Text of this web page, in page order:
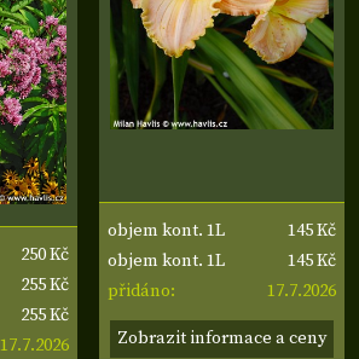
250 Kč
255 Kč
255 Kč
17.7.2026
objem kont. 1L
145 Kč
objem kont. 1L
145 Kč
přidáno:
17.7.2026
Zobrazit informace a ceny